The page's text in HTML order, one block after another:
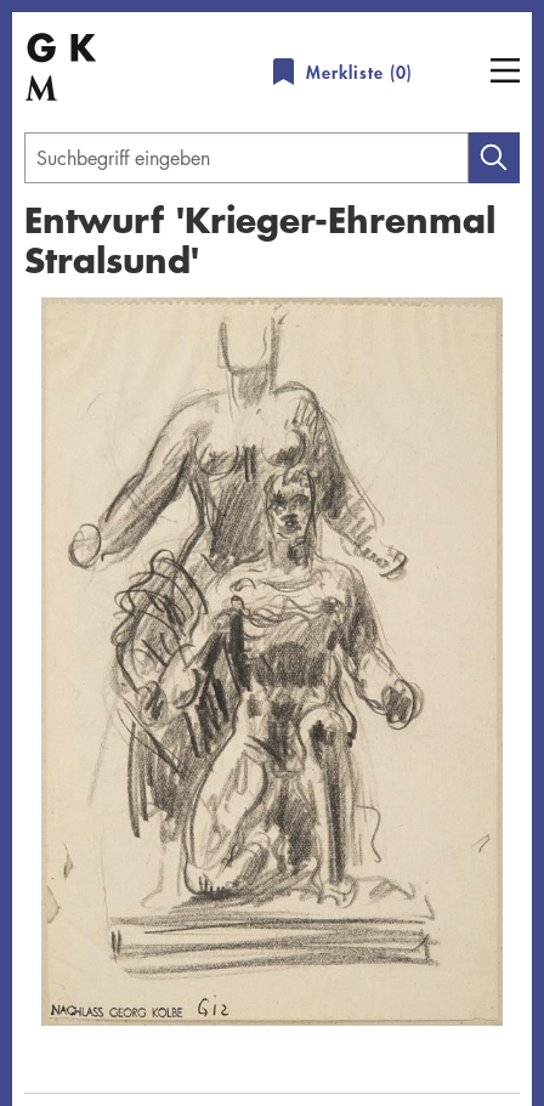
Direkt
zum
Inhalt
Merkliste (0)
Geben
Sie
einen
Suchbegriff
Entwurf 'Krieger-Ehrenmal
Stralsund'